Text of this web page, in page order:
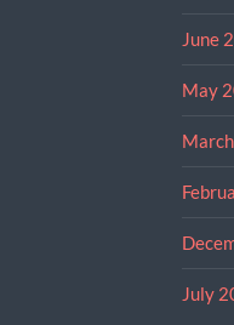
June
May
July